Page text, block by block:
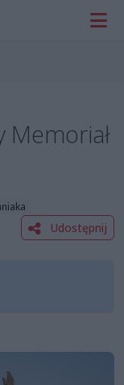
Memoriał
Udostępnij